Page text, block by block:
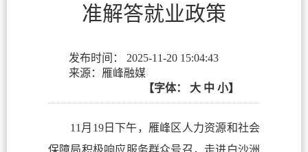
准解答就业政策
发布时间： 2025-11-20 15:04:43
来源：雁峰融媒
【字体： 大 中 小】
11月19日下午，雁峰区人力资源和社会
保障局积极响应服务群众号召，走进白沙洲